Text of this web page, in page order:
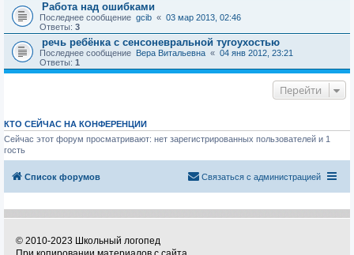
Работа над ошибками
Последнее сообщение gcib « 03 мар 2013, 02:46
Ответы: 3
речь ребёнка с сенсоневральной тугоухостью
Последнее сообщение Вера Витальевна « 04 янв 2012, 23:21
Ответы: 1
Перейти
КТО СЕЙЧАС НА КОНФЕРЕНЦИИ
Сейчас этот форум просматривают: нет зарегистрированных пользователей и 1
гость
Список форумов Связаться с администрацией
© 2010-2023 Школьный логопед